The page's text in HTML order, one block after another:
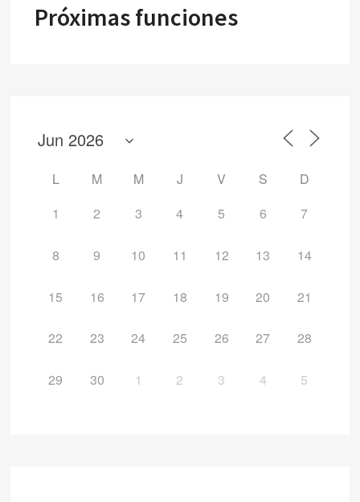
Próximas funciones
L M M J V S
D
1
2 3 4 5 6 7
8 9 10 11 12 13 14
15 16 17 18 19 20 21
22 23 24 25 26 27 28
29 30 1 2 3 4 5